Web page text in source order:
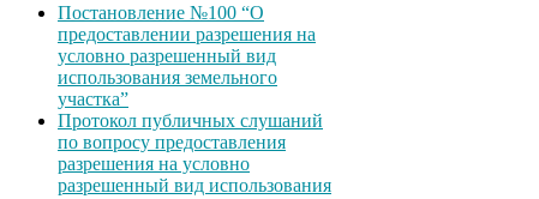
Постановление №100 “О
предоставлении разрешения на
условно разрешенный вид
использования земельного
участка”
Протокол публичных слушаний
по вопросу предоставления
разрешения на условно
разрешенный вид использования